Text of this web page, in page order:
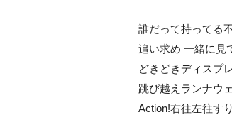
誰だって持ってる
追い求め 一緒に見
どきどきディスプ
跳び越えランナウ
Action!右往左往す